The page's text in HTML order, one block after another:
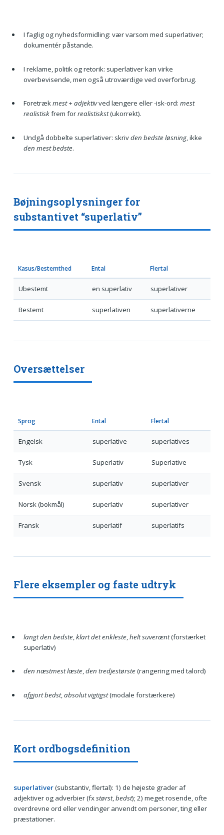
I faglig og nyhedsformidling: vær varsom med superlativer;
dokumentér påstande.
I reklame, politik og retorik: superlativer kan virke
overbevisende, men også utroværdige ved overforbrug.
Foretrækmest + adjektivved længere eller -isk-ord: mest
realistiskfrem forrealistiskst(ukorrekt).
Undgå dobbelte superlativer: skrivden bedste løsning, ikke
den mest bedste.
Bøjningsoplysninger for
substantivet “superlativ”
Kasus/Bestemthed Ental Flertal
Ubestemt en superlativ superlativer
Bestemt superlativen superlativerne
Oversættelser
Sprog Ental Flertal
Engelsk superlative superlatives
Tysk Superlativ Superlative
Svensk superlativ superlativer
Norsk (bokmål) superlativ superlativer
Fransk superlatif superlatifs
Flere eksempler og faste udtryk
langt den bedste,klart det enkleste,helt suverænt(forstærket
superlativ)
den næstmest læste,den tredjestørste(rangering med talord)
afgjort bedst,absolut vigtigst(modale forstærkere)
Kort ordbogsdefinition
superlativer(substantiv, flertal): 1) de højeste grader af
adjektiver og adverbier (fxstørst,bedst); 2) meget rosende, ofte
overdrevne ord eller vendinger anvendt om personer, ting eller
præstationer.